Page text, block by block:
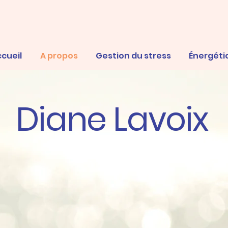
A propos Gestion du stress
Diane Lavoix